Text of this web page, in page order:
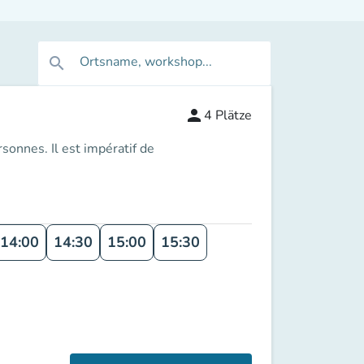
search Ortsname, workshop...
. Il est impératif de
person 4 Plätze
14:00 14:30 15:00
15:30